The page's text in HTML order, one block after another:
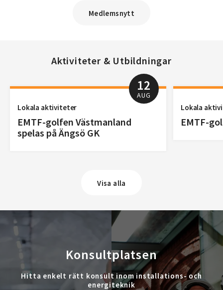
Medlemsnytt
Aktiviteter & Utbildningar
12
AUG
Lokala aktiviteter
EMTF-golfen Västmanland
spelas på Ängsö GK
Lokala
EMTF-
Visa alla
Konsultplatsen
Hitta enkelt rätt konsult inom installations- och
energiteknik